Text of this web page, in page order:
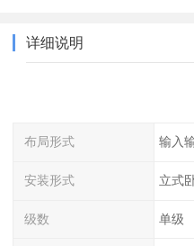
详细说明
布局形式 输入
安装形式 立式
级数 单级